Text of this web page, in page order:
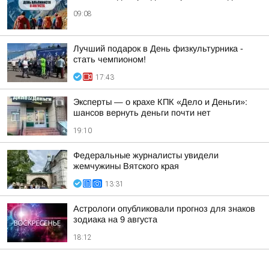
09:08
Лучший подарок в День физкультурника -
стать чемпионом!
17:43
Эксперты — о крахе КПК «Дело и Деньги»:
шансов вернуть деньги почти нет
19:10
Федеральные журналисты увидели
жемчужины Вятского края
13:31
Астрологи опубликовали прогноз для знаков
зодиака на 9 августа
18:12